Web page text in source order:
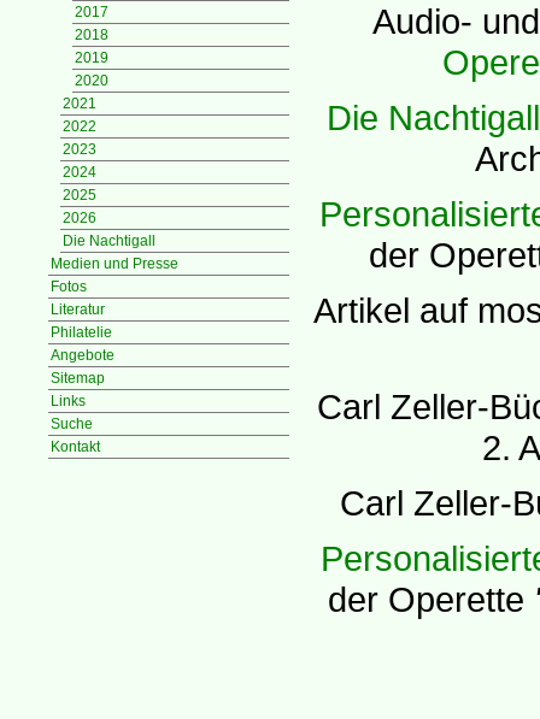
2017
2018
2019
2020
2021
2022
2023
2024
2025
2026
Die Nachtigall
Medien und Presse
Fotos
Literatur
Philatelie
Angebote
Sitemap
Links
Suche
Kontakt
Audio-
Die Nachtigall
der
Artikel auf
Carl Zeller-
2.
Carl Zeller-
der Operette